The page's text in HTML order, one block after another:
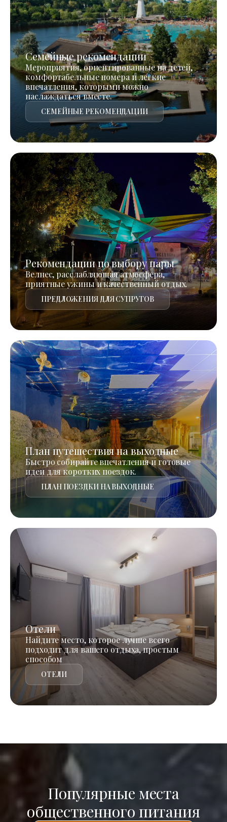
Семейные рекомендации
Мероприятия, ориентированные на детей,
комфортабельные номера и легкие
впечатления, которыми можно
наслаждаться вместе.
СЕМЕЙНЫЕ РЕКОМЕНДАЦИИ
Рекомендации по выбору пары
Велнес, расслабляющая атмосфера,
приятные ужины и качественный отдых.
ПРЕДЛОЖЕНИЯ ДЛЯ СУПРУГОВ
План путешествия на выходные
Быстро собирайте впечатления и готовые
идеи для коротких поездок.
ПЛАН ПОЕЗДКИ НА ВЫХОДНЫЕ
Отели
Найдите место, которое лучше всего
подходит для вашего отдыха, простым
способом
ОТЕЛИ
Популярные места
общественного питания